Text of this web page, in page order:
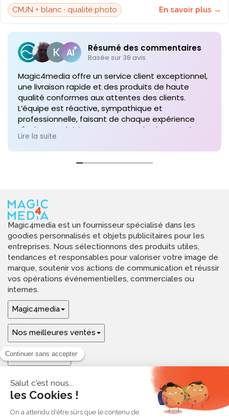
CMJN + blanc · qualité photo En savoir plus →
Résumé des commentaires
Basée sur 38 avis
Magic4media offre un service client exceptionnel,
une livraison rapide et des produits de haute
qualité conformes aux attentes des clients.
L’équipe est réactive, sympathique et
professionnelle, faisant de chaque expérience
d'achat un plaisir. Je recommande vivement leurs
services pour toute commande future de produits
personnalisés !
Lire la suite
Magic4media est un fournisseur spécialisé dans les
goodies personnalisés et objets publicitaires pour les
entreprises. Nous sélectionnons des produits utiles,
tendances et responsables pour valoriser votre image de
marque, soutenir vos actions de communication et réussir
vos opérations événementielles, commerciales ou
internes.
Magic4media
Nos meilleures ventes
Guides & aide
Ressources & inspirations